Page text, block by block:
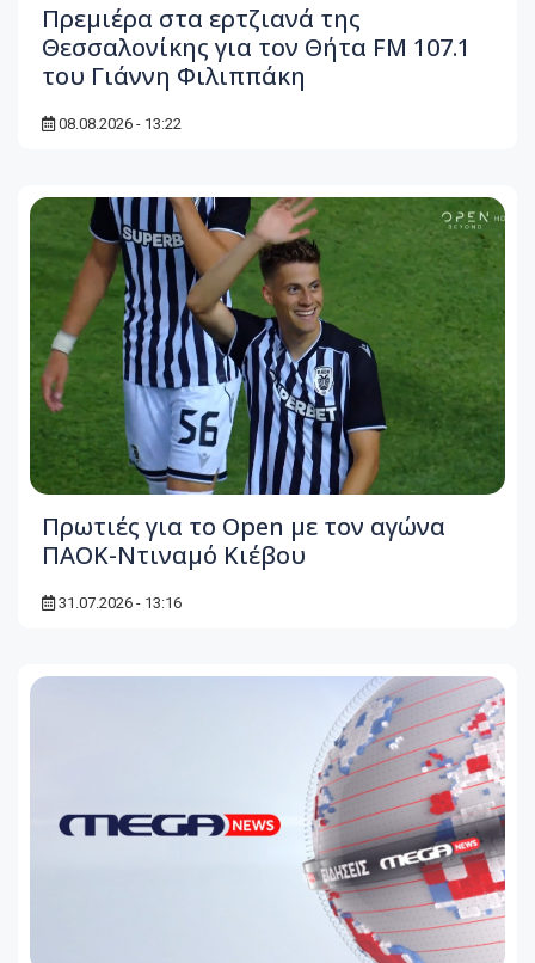
Πρεμιέρα στα ερτζιανά της
Θεσσαλονίκης για τον Θήτα FM 107.1
του Γιάννη Φιλιππάκη
08.08.2026 - 13:22
Πρωτιές για το Open με τον αγώνα
ΠΑΟΚ-Ντιναμό Κιέβου
31.07.2026 - 13:16